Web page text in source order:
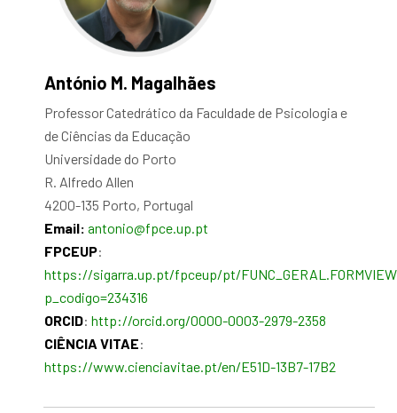
António M. Magalhães
Professor Catedrático da Faculdade de Psicologia e
de Ciências da Educação
Universidade do Porto
R. Alfredo Allen
4200-135 Porto, Portugal
Email: antonio@fpce.up.pt
FPCEUP:
https://sigarra.up.pt/fpceup/pt/
p_codigo=234316
ORCID: http://orcid.org/0000-0003-2979-2358
CIÊNCIA VITAE:
https://www.cienciavitae.pt/en/E51D-13B7-17B2